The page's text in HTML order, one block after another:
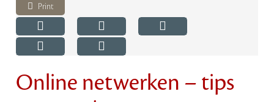
Print
Online netwerken – tips